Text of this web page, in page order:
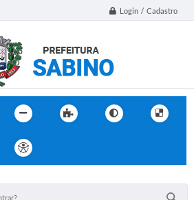
Login / Cadastro